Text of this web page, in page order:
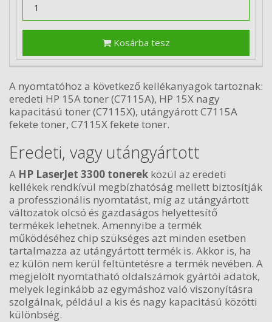
Kosárba tesz
A nyomtatóhoz a következő kellékanyagok tartoznak:
eredeti HP 15A toner (C7115A), HP 15X nagy
kapacitású toner (C7115X), utángyárott C7115A
fekete toner, C7115X fekete toner.
Eredeti, vagy utángyártott
A HP LaserJet 3300 tonerek közül az eredeti
kellékek rendkívül megbízhatóság mellett biztosítják
a professzionális nyomtatást, míg az utángyártott
változatok olcsó és gazdaságos helyettesítő
termékek lehetnek. Amennyibe a termék
működéséhez chip szükséges azt minden esetben
tartalmazza az utángyártott termék is. Akkor is, ha
ez külön nem kerül feltüntetésre a termék nevében. A
megjelölt nyomtatható oldalszámok gyártói adatok,
melyek leginkább az egymáshoz való viszonyításra
szolgálnak, például a kis és nagy kapacitású közötti
különbség.